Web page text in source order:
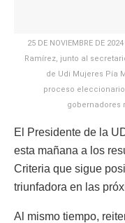
25 DE NOVIEMBRE DE
Ramírez, junto al
de Udi Mujeres Pía
proceso
gobernadores
El Presidente de la
esta mañana a los
Criteria que sigue
triunfadora en las
Al mismo tiempo,